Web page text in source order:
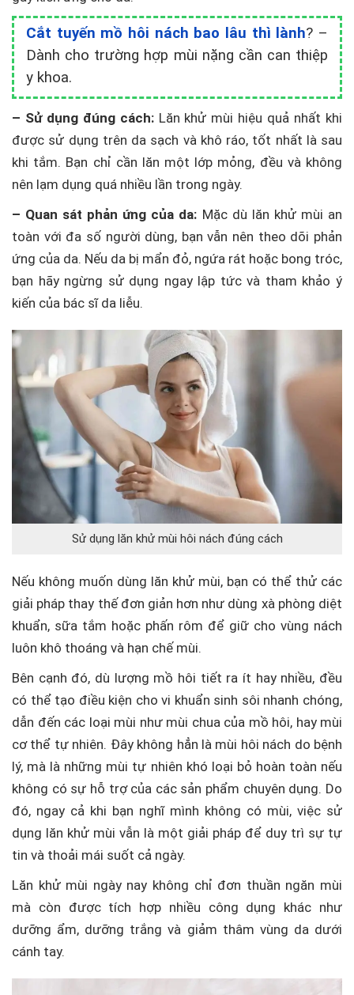
Cắt tuyến mồ hôi nách bao lâu thì lành? –
Dành cho trường hợp mùi nặng cần can thiệp
y khoa.
– Sử dụng đúng cách:Lăn khử mùi hiệu quả nhất khi
được sử dụng trên da sạch và khô ráo, tốt nhất là sau
khi tắm. Bạn chỉ cần lăn một lớp mỏng, đều và không
nên lạm dụng quá nhiều lần trong ngày.
– Quan sát phản ứng của da: Mặc dù lăn khử mùi an
toàn với đa số người dùng, bạn vẫn nên theo dõi phản
ứng của da. Nếu da bị mẩn đỏ, ngứa rát hoặc bong tróc,
bạn hãy ngừng sử dụng ngay lập tức và tham khảo ý
kiến của bác sĩ da liễu.
Sử dụng lăn khử mùi hôi nách đúng cách
Nếu không muốn dùng lăn khử mùi, bạn có thể thử các
giải pháp thay thế đơn giản hơn như dùng xà phòng diệt
khuẩn, sữa tắm hoặc phấn rôm để giữ cho vùng nách
luôn khô thoáng và hạn chế mùi.
Bên cạnh đó, dù lượng mồ hôi tiết ra ít hay nhiều, đều
có thể tạo điều kiện cho vi khuẩn sinh sôi nhanh chóng,
dẫn đến các loại mùi như mùi chua của mồ hôi, hay mùi
cơ thể tự nhiên. Đây không hẳn là mùi hôi nách do bệnh
lý, mà là những mùi tự nhiên khó loại bỏ hoàn toàn nếu
không có sự hỗ trợ của các sản phẩm chuyên dụng. Do
đó, ngay cả khi bạn nghĩ mình không có mùi, việc sử
dụng lăn khử mùi vẫn là một giải pháp để duy trì sự tự
tin và thoải mái suốt cả ngày.
Lăn khử mùi ngày nay không chỉ đơn thuần ngăn mùi
mà còn được tích hợp nhiều công dụng khác như
dưỡng ẩm, dưỡng trắng và giảm thâm vùng da dưới
cánh tay.